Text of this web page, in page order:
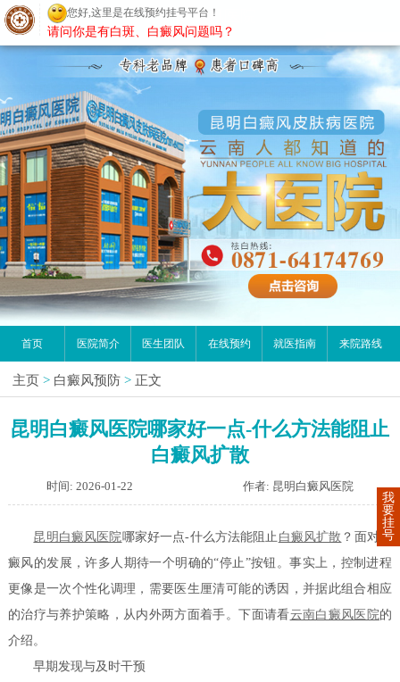
昆明白癜风医院
首页 医院简介 医生团队 在线预约 就医指南 来院路线
主页 > 白癜风预防 > 正文
昆明白癜风医院哪家好一点-什么方法能阻止
白癜风扩散
时间: 2026-01-22 作者: 昆明白癜风医院
昆明白癜风医院哪家好一点-什么方法能阻止 白癜风扩散 ？面对白
癜风的发展，许多人期待一个明确的“停止”按钮。事实上，控制进程
更像是一次个性化调理，需要医生厘清可能的诱因，并据此组合相应
的治疗与养护策略，从内外两方面着手。下面请看云南白癜风医院的
介绍。
早期发现与及时干预
我
要
挂
号
您好,这里是在线预约挂号平台！
请问你是有白斑、白癜风问题吗？